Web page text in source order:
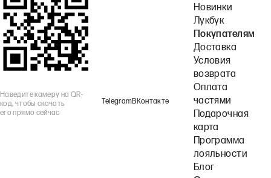
Наведите камеру на QR-
код, чтобы скачать
его прямо сейчас
TelegramВКонтакте
Новинки
Лукбук
Покупателям
Доставка
Условия
возврата
Оплата
частями
Подарочная
карта
Программа
лояльности
Блог